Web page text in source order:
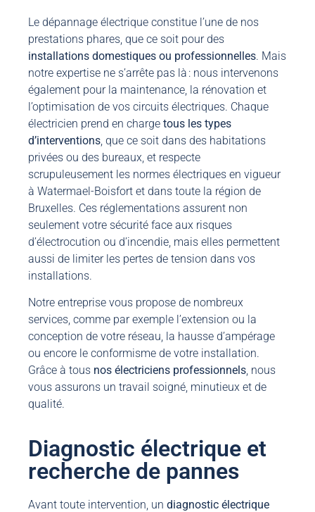
Le dépannage électrique constitue l’une de nos
prestations phares, que ce soit pour des
installations domestiques ou professionnelles. Mais
notre expertise ne s’arrête pas là : nous intervenons
également pour la maintenance, la rénovation et
l’optimisation de vos circuits électriques. Chaque
électricien prend en charge tous les types
d’interventions, que ce soit dans des habitations
privées ou des bureaux, et respecte
scrupuleusement les normes électriques en vigueur
à Watermael-Boisfort et dans toute la région de
Bruxelles. Ces réglementations assurent non
seulement votre sécurité face aux risques
d’électrocution ou d’incendie, mais elles permettent
aussi de limiter les pertes de tension dans vos
installations.
Notre entreprise vous propose de nombreux
services, comme par exemple l’extension ou la
conception de votre réseau, la hausse d’ampérage
ou encore le conformisme de votre installation.
Grâce à tous nos électriciens professionnels, nous
vous assurons un travail soigné, minutieux et de
qualité.
Diagnostic électrique et
recherche de pannes
Avant toute intervention, un diagnostic électrique